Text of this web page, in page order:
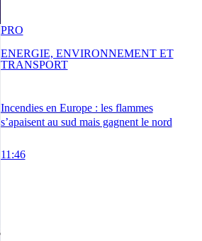
Incendies en Europe : les flammes
s’apaisent au sud mais gagnent le nord
11:46
PRO
ENERGIE, ENVIRONNEMENT ET
TRANSPORT